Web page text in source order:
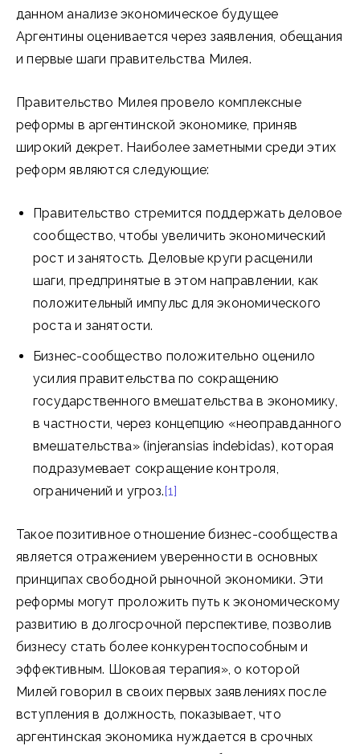
данном анализе экономическое будущее
Аргентины оценивается через заявления, обещания
и первые шаги правительства Милея.
Правительство Милея провело комплексные
реформы в аргентинской экономике, приняв
широкий декрет. Наиболее заметными среди этих
реформ являются следующие:
Правительство стремится поддержать деловое
сообщество, чтобы увеличить экономический
рост и занятость. Деловые круги расценили
шаги, предпринятые в этом направлении, как
положительный импульс для экономического
роста и занятости.
Бизнес-сообщество положительно оценило
усилия правительства по сокращению
государственного вмешательства в экономику,
в частности, через концепцию «неоправданного
вмешательства» (injeransias indebidas), которая
подразумевает сокращение контроля,
ограничений и угроз.[1]
Такое позитивное отношение бизнес-сообщества
является отражением уверенности в основных
принципах свободной рыночной экономики. Эти
реформы могут проложить путь к экономическому
развитию в долгосрочной перспективе, позволив
бизнесу стать более конкурентоспособным и
эффективным. Шоковая терапия», о которой
Милей говорил в своих первых заявлениях после
вступления в должность, показывает, что
аргентинская экономика нуждается в срочных